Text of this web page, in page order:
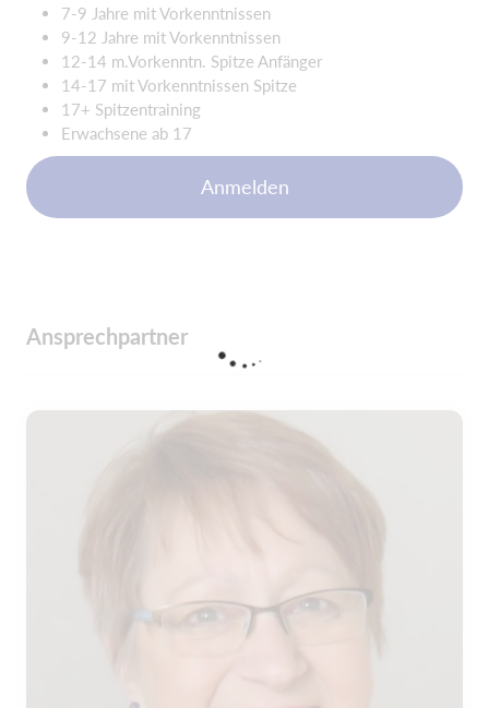
7-9 Jahre mit Vorkenntnissen
9-12 Jahre mit Vorkenntnissen
12-14 m.Vorkenntn. Spitze Anfänger
14-17 mit Vorkenntnissen Spitze
17+ Spitzentraining
Erwachsene ab 17
Anmelden
Ansprechpartner